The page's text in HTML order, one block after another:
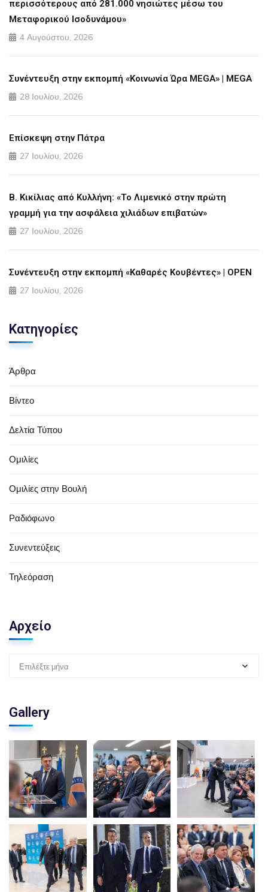
περισσότερους από 281.000 νησιώτες μέσω του
Μεταφορικού Ισοδυνάμου»
4 Αυγούστου, 2026
Συνέντευξη στην εκπομπή «Κοινωνία Ώρα MEGA» | MEGA
28 Ιουλίου, 2026
Επίσκεψη στην Πάτρα
27 Ιουλίου, 2026
Β. Κικίλιας από Κυλλήνη: «Το Λιμενικό στην πρώτη
γραμμή για την ασφάλεια χιλιάδων επιβατών»
27 Ιουλίου, 2026
Συνέντευξη στην εκπομπή «Καθαρές Κουβέντες» | OPEN
27 Ιουλίου, 2026
Κατηγορίες
Άρθρα
Βίντεο
Δελτία Τύπου
Ομιλίες
Ομιλίες στην Βουλή
Ραδιόφωνο
Συνεντεύξεις
Τηλεόραση
Αρχείο
Επιλέξτε μήνα
Gallery